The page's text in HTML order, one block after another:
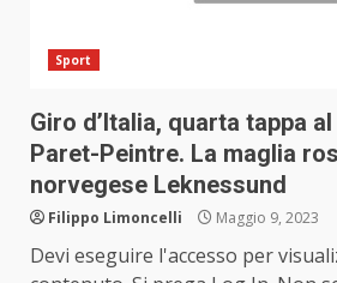
Sport
Giro d’Italia, quarta tappa
Paret-Peintre. La maglia
norvegese Leknessund
Filippo Limoncelli Maggio 9, 2023
Devi eseguire l'accesso per